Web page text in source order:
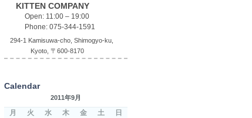
KITTEN COMPANY
Open: 11:00 – 19:00
Phone: 075-344-1591
294-1 Kamisuwa-cho, Shimogyo-ku,
Kyoto, 〒600-8170
Calendar
2011年9月
月 火 水 木 金 土
日